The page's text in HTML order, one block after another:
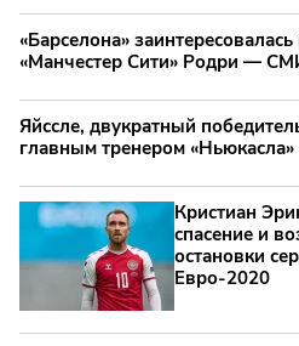
«Барселона»
«Манчестер Сити» Родри —
Яйссле, двукратный
главным тренером «Ньюкасла»
Кристиан
спасение и
остановки
Евро‑2020